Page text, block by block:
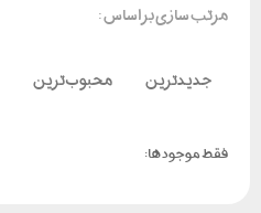
مرتب سازی بر اساس :
جدیدترین محبوب‌ترین
فقط موجود ها: